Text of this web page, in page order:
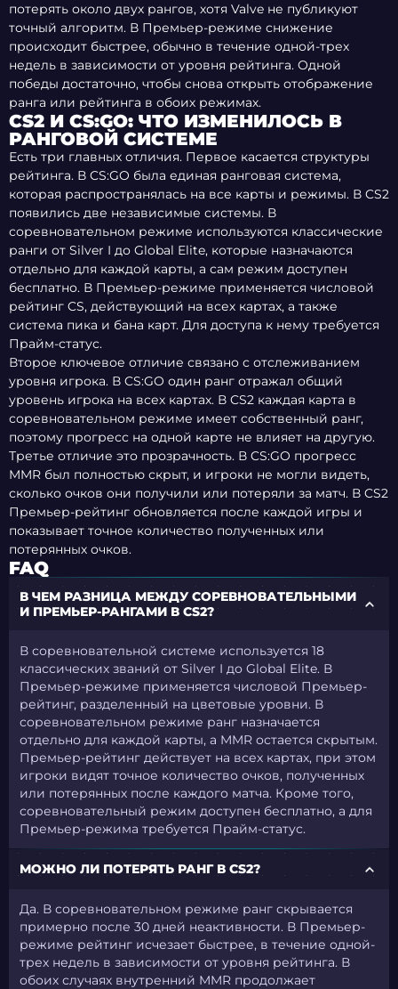
потерять около двух рангов, хотя Valve не публикуют
точный алгоритм. В Премьер-режиме снижение
происходит быстрее, обычно в течение одной-трех
недель в зависимости от уровня рейтинга. Одной
победы достаточно, чтобы снова открыть отображение
ранга или рейтинга в обоих режимах.
CS2 И CS:GO: ЧТО ИЗМЕНИЛОСЬ В
РАНГОВОЙ СИСТЕМЕ
Есть три главных отличия. Первое касается структуры
рейтинга. В CS:GO была единая ранговая система,
которая распространялась на все карты и режимы. В CS2
появились две независимые системы. В
соревновательном режиме используются классические
ранги от Silver I до Global Elite, которые назначаются
отдельно для каждой карты, а сам режим доступен
бесплатно. В Премьер-режиме применяется числовой
рейтинг CS, действующий на всех картах, а также
система пика и бана карт. Для доступа к нему требуется
Прайм-статус.
Второе ключевое отличие связано с отслеживанием
уровня игрока. В CS:GO один ранг отражал общий
уровень игрока на всех картах. В CS2 каждая карта в
соревновательном режиме имеет собственный ранг,
поэтому прогресс на одной карте не влияет на другую.
Третье отличие это прозрачность. В CS:GO прогресс
MMR был полностью скрыт, и игроки не могли видеть,
сколько очков они получили или потеряли за матч. В CS2
Премьер-рейтинг обновляется после каждой игры и
показывает точное количество полученных или
потерянных очков.
FAQ
В ЧЕМ РАЗНИЦА МЕЖДУ СОРЕВНОВАТЕЛЬНЫМИ
И ПРЕМЬЕР-РАНГАМИ В CS2?
В соревновательной системе используется 18
классических званий от Silver I до Global Elite. В
Премьер-режиме применяется числовой Премьер-
рейтинг, разделенный на цветовые уровни. В
соревновательном режиме ранг назначается
отдельно для каждой карты, а MMR остается скрытым.
Премьер-рейтинг действует на всех картах, при этом
игроки видят точное количество очков, полученных
или потерянных после каждого матча. Кроме того,
соревновательный режим доступен бесплатно, а для
Премьер-режима требуется Прайм-статус.
МОЖНО ЛИ ПОТЕРЯТЬ РАНГ В CS2?
Да. В соревновательном режиме ранг скрывается
примерно после 30 дней неактивности. В Премьер-
режиме рейтинг исчезает быстрее, в течение одной-
трех недель в зависимости от уровня рейтинга. В
обоих случаях внутренний MMR продолжает